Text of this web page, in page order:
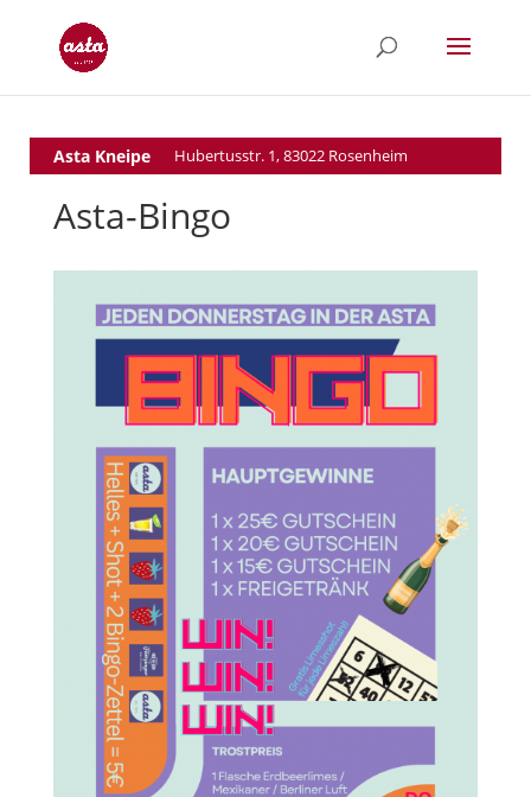
Asta Kneipe Hubertusstr. 1, 83022 Rosenheim
Asta-Bingo